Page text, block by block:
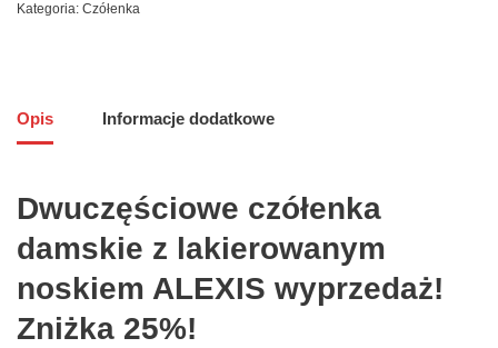
Kategoria: Czółenka
Opis Informacje dodatkowe
Dwuczęściowe czółenka
damskie z lakierowanym
noskiem ALEXIS wyprzedaż!
Zniżka 25%!